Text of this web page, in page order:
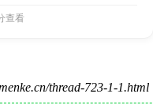
查看
thread-723-1-1.html